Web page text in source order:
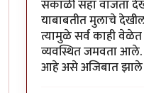
सकाळी सहा वाजता
याबाबतीत मुलाचे
त्यामुळे सर्व काही वेळेत
व्यवस्थित जमवता
आहे असे अजिबात झाले